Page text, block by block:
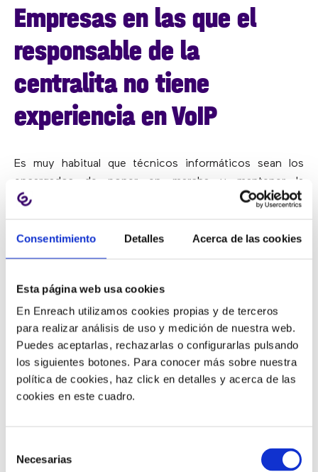
Consentimiento Detalles Acerca de las cookies
Esta página web usa cookies
En Enreach utilizamos cookies propias y de terceros
para realizar análisis de uso y medición de nuestra web.
Puedes aceptarlas, rechazarlas o configurarlas pulsando
los siguientes botones. Para conocer más sobre nuestra
política de cookies, haz click en detalles y acerca de las
cookies en este cuadro.
Necesarias
Empresas en las que el
responsable de la
centralita no tiene
experiencia en VoIP
Es muy habitual que técnicos informáticos sean los
encargados de poner en marcha y mantener la
centralita de la empresa. Son capaces de hacerlo con
problemas?
contar con que su operador se conecte a su centralita
puedecostarle días encontrar la soluciónporque no
está especializado en VoIP.
Otro error habitual que hemos visto en muchas
empresas es quedejan de lado la seguridad, incluso
dejando puertas abiertas.
caro